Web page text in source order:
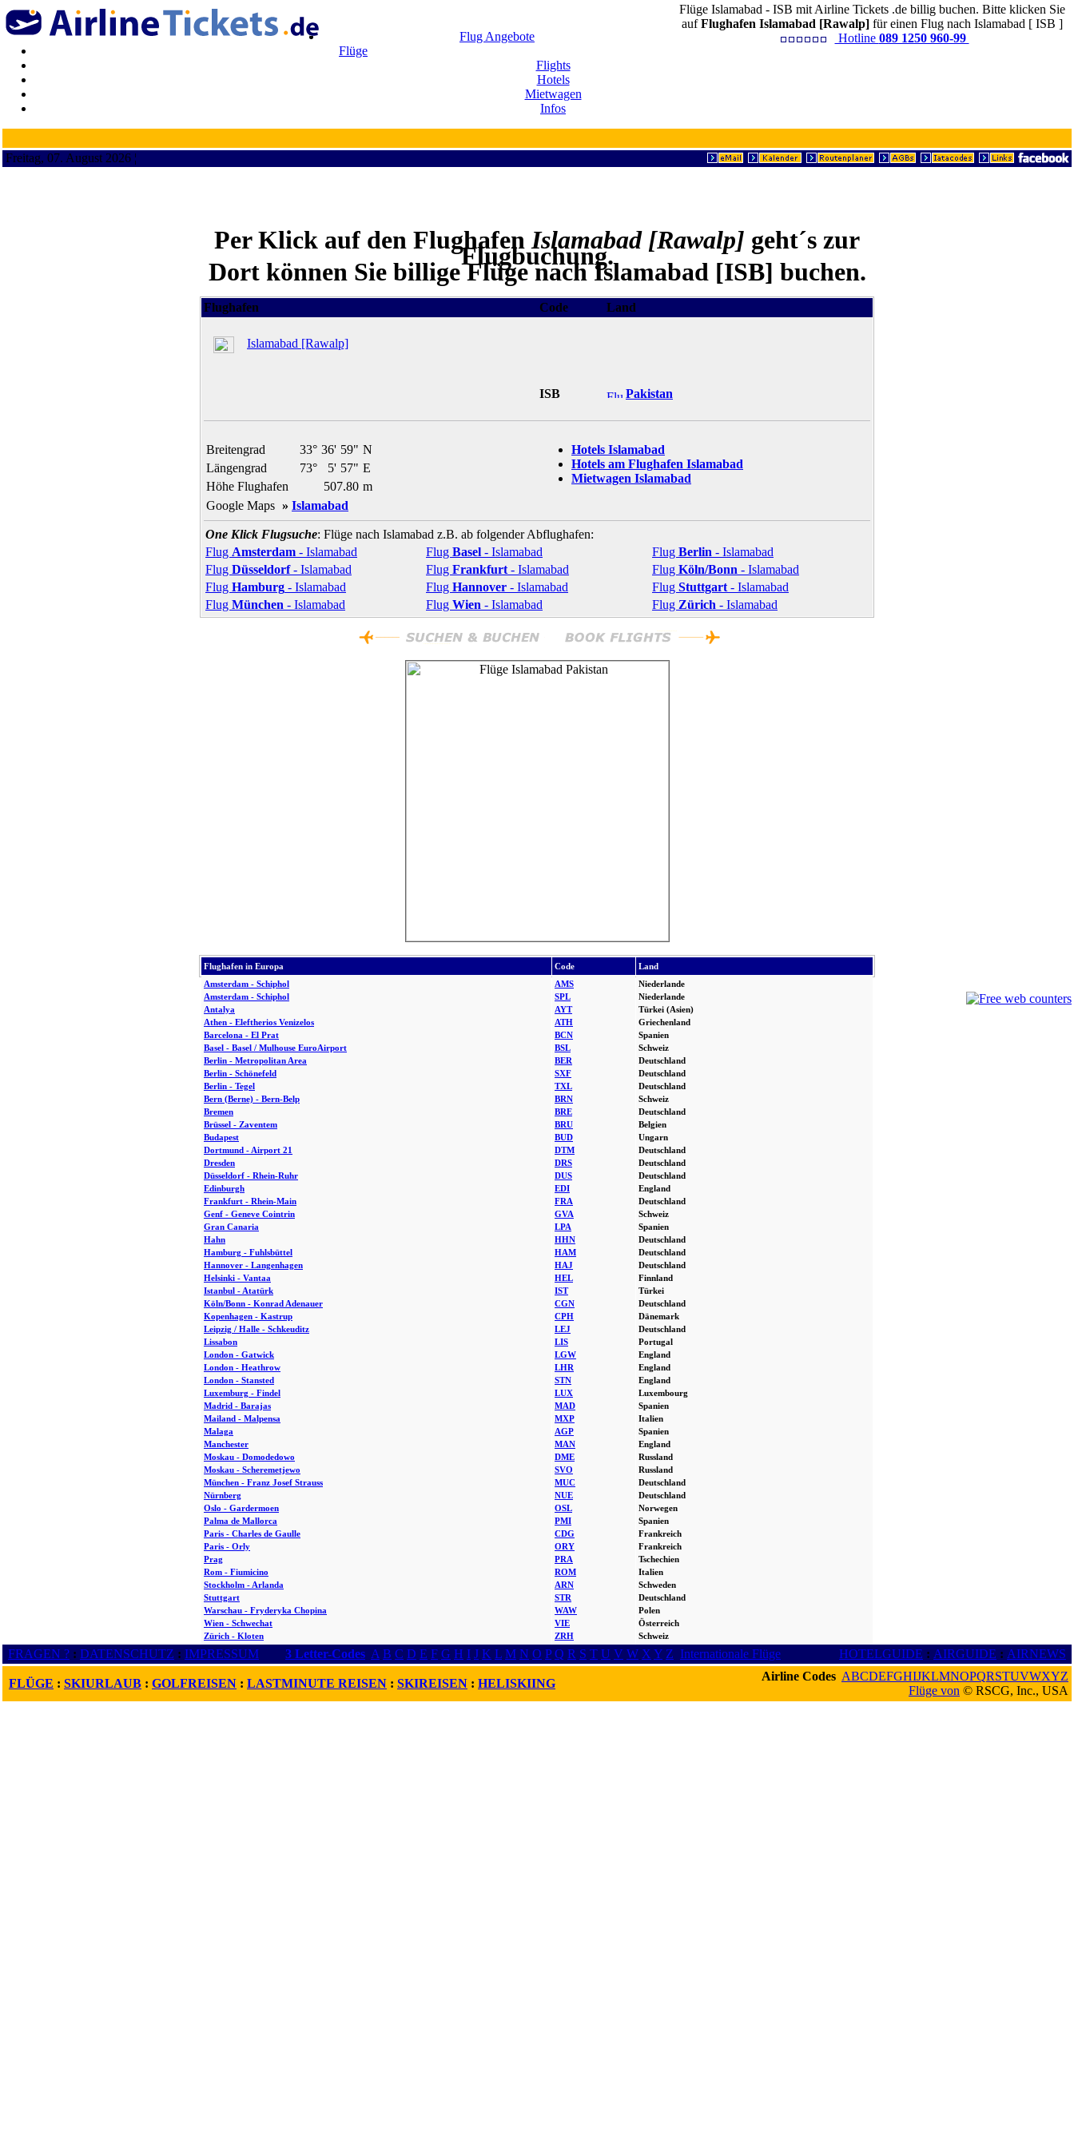
Flüge Islamabad - ISB mit Airline Tickets .de billig buchen. Bitte klicken Sie
aufFlughafen Islamabad [Rawalp]für einen Flug nach Islamabad [ ISB ]
Hotline 089 1250 960-99
Flug Angebote
Flüge
Flights
Hotels
Mietwagen
Infos
Freitag, 07. August 2026 ¦
Per Klick auf den Flughafen Islamabad [Rawalp] geht´s zur
Flugbuchung.
Dort können Sie billige Flüge nach Islamabad [ISB] buchen.
Flughafen Code Land
Islamabad [Rawalp]
ISB Pakistan
Breitengrad 33° 36' 59" N
Längengrad
73° 5' 57" E
Höhe Flughafen
507.80 m
Google Maps » Islamabad
Hotels Islamabad
Hotels am Flughafen Islamabad
Mietwagen Islamabad
One Klick Flugsuche: Flüge nach Islamabad z.B. ab folgender Abflughafen:
Flug Amsterdam - Islamabad Flug Basel - Islamabad Flug Berlin - Islamabad
Flug Düsseldorf- Islamabad Flug Frankfurt - Islamabad Flug Köln/Bonn - Islamabad
Flug Hamburg - Islamabad Flug Hannover - Islamabad Flug Stuttgart - Islamabad
Flug München - Islamabad Flug Wien - Islamabad Flug Zürich - Islamabad
Flughafen in Europa Code
Land
Amsterdam - Schiphol
Amsterdam - Schiphol
Antalya
Athen - Eleftherios Venizelos
Barcelona - El Prat
Basel - Basel / Mulhouse EuroAirport
Berlin - Metropolitan Area
Berlin - Schönefeld
Berlin - Tegel
Bern (Berne) - Bern-Belp
Bremen
Brüssel - Zaventem
Budapest
Dortmund - Airport 21
Dresden
Düsseldorf - Rhein-Ruhr
Edinburgh
Frankfurt - Rhein-Main
Genf - Geneve Cointrin
Gran Canaria
Hahn
Hamburg - Fuhlsbüttel
Hannover - Langenhagen
Helsinki - Vantaa
Istanbul - Atatürk
Köln/Bonn - Konrad Adenauer
Kopenhagen - Kastrup
Leipzig / Halle - Schkeuditz
Lissabon
London - Gatwick
London - Heathrow
London - Stansted
Luxemburg - Findel
Madrid - Barajas
Mailand - Malpensa
Malaga
Manchester
Moskau - Domodedowo
Moskau - Scheremetjewo
München - Franz Josef Strauss
Nürnberg
Oslo - Gardermoen
Palma de Mallorca
Paris - Charles de Gaulle
Paris - Orly
Prag
Rom - Fiumicino
Stockholm - Arlanda
Stuttgart
Warschau - Fryderyka Chopina
Wien - Schwechat
Zürich - Kloten
AMS
SPL
AYT
ATH
BCN
BSL
BER
SXF
TXL
BRN
BRE
BRU
BUD
DTM
DRS
DUS
EDI
FRA
GVA
LPA
HHN
HAM
HAJ
HEL
IST
CGN
CPH
LEJ
LIS
LGW
LHR
STN
LUX
MAD
MXP
AGP
MAN
DME
SVO
MUC
NUE
OSL
PMI
CDG
ORY
PRA
ROM
ARN
STR
WAW
VIE
ZRH
Niederlande
Niederlande
Türkei (Asien)
Griechenland
Spanien
Schweiz
Deutschland
Deutschland
Deutschland
Schweiz
Deutschland
Belgien
Ungarn
Deutschland
Deutschland
Deutschland
England
Deutschland
Schweiz
Spanien
Deutschland
Deutschland
Deutschland
Finnland
Türkei
Deutschland
Dänemark
Deutschland
Portugal
England
England
England
Luxembourg
Spanien
Italien
Spanien
England
Russland
Russland
Deutschland
Deutschland
Norwegen
Spanien
Frankreich
Frankreich
Tschechien
Italien
Schweden
Deutschland
Polen
Österreich
Schweiz
FRAGEN ? : DATENSCHUTZ : IMPRESSUM 3 Letter-Codes A B C D E F G H I J K L M N O P Q R S T U V W X Y Z Internationale Flüge HOTELGUIDE : AIRGUIDE : AIRNEWS
FLÜGE : SKIURLAUB : GOLFREISEN : LASTMINUTE REISEN : SKIREISEN : HELISKIING
Airline Codes ABCDEFGHIJKLMNOPQRSTUVWXYZ
Flüge von © RSCG, Inc., USA